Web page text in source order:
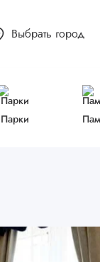
Выбрать город
Парки